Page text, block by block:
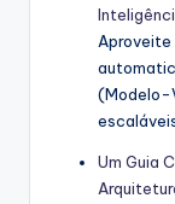
(Modelo-
Um Guia